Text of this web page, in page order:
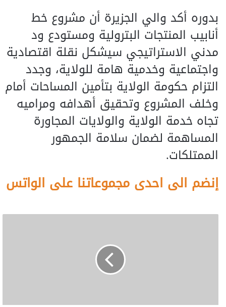
بدوره أكد والي الجزيرة أن مشروع خط
أنابيب المنتجات البترولية ومستودع ود
مدني الاستراتيجي سيشكل نقلة اقتصادية
واجتماعية وخدمية هامة للولاية، وجدد
التزام حكومة الولاية بتأمين المساحات أمام
وخلف المشروع وتحقيق أهدافه ومراميه
تجاه خدمة الولاية والولايات المجاورة
المساهمة لضمان سلامة الجمهور
الممتلكات.
إنضم الى احدى مجموعاتنا على الواتس